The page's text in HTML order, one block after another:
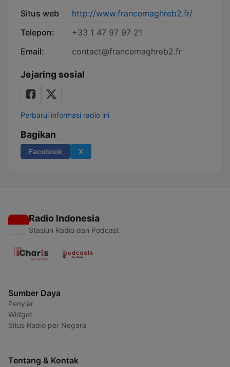
Situs web
http://www.francemaghreb2.fr/
Telepon:
+33 1 47 97 97 21
Email:
contact@francemaghreb2.fr
Jejaring sosial
Perbarui informasi radio ini
Bagikan
Facebook X
Radio Indonesia
Stasiun Radio dan Podcast
Sumber Daya
Penyiar
Widget
Situs Radio per Negara
Tentang & Kontak